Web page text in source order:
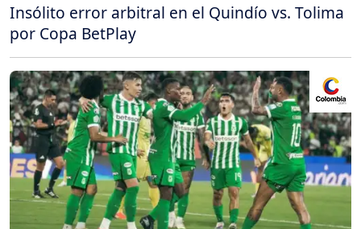
Insólito error arbitral en el Quindío vs. Tolima
por Copa BetPlay